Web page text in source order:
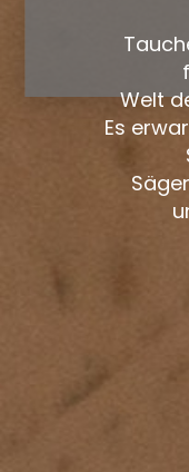
Welt
Es